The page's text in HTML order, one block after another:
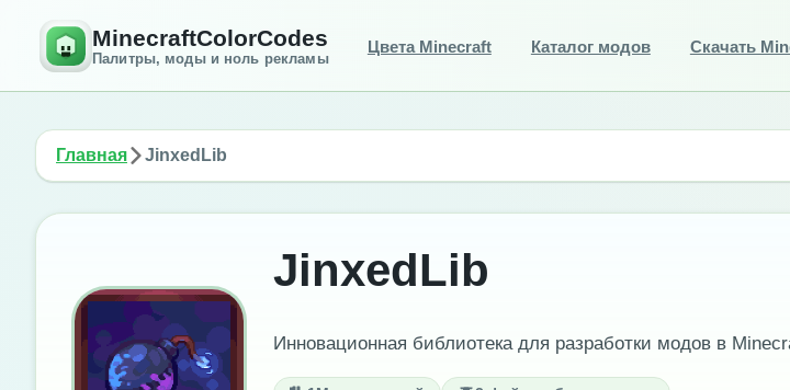
MinecraftColorCodes
Палитры, моды и ноль рекламы
Цвета Minecraft Каталог модов Скачать
Главная JinxedLib
JinxedLib
Инновационная библиотека для разработки модов в